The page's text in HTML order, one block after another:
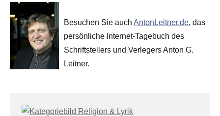
Besuchen Sie auch AntonLeitner.de, das
persönliche Internet-Tagebuch des
Schriftstellers und Verlegers Anton G.
Leitner.